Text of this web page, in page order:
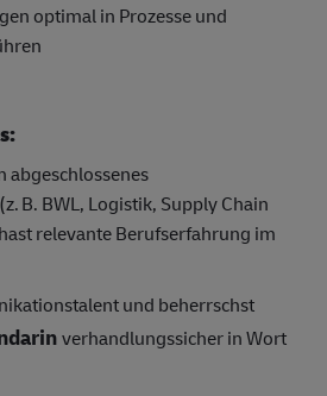
optimal in Prozesse und
abgeschlossenes
B. BWL, Logistik, Supply Chain
relevante Berufserfahrung im
und beherrschst
verhandlungssicher in Wort